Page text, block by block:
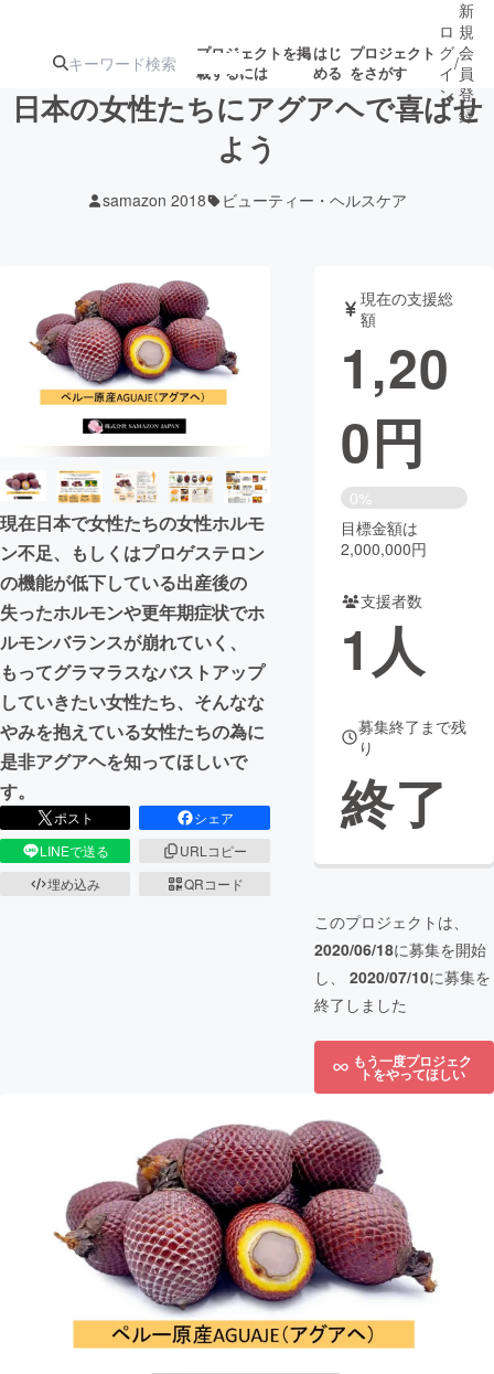
プロジェクトを掲
載するには
はじ
める
プロジェクト
をさがす
ターン
ジェクト
ロジェクト
されます
アート・写真 音楽
テクノロジー・ガジェット ゲーム・サ
映像・映画 書籍・雑誌
ビジネス・起業 チャレンジ
まちづくり・地域活性化
CAMPFIRE for Social Good
CAMPFIRE Creation
CAMPFIREふるさと納税
コミュニティ
ロ
グ
イ
ン
/
新
規
会
員
登
録
日本の女性たちにアグアヘで喜ばせ
よう
samazon 2018 ビューティー・ヘルスケア
現在日本で女性たちの女性ホルモ
ン不足、もしくはプロゲステロン
の機能が低下している出産後の
失ったホルモンや更年期症状でホ
ルモンバランスが崩れていく、
もってグラマラスなバストアップ
していきたい女性たち、そんなな
やみを抱えている女性たちの為に
是非アグアヘを知ってほしいで
す。
ポスト
シェア
LINEで送る
URLコピー
埋め込み
QRコード
現在の支援総
額
1,20
0円
0%
目標金額は
2,000,000円
支援者数
1人
募集終了まで残
り
終了
このプロジェクトは、
2020/06/18に募集を開始
し、 2020/07/10に募集を
終了しました
もう一度プロジェク
トをやってほしい